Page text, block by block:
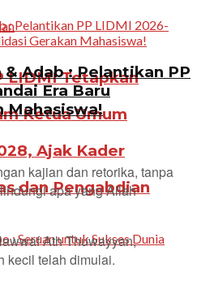
LIDMI Tetapkan
Ketua Umum
Ajak Kader
dan Pengabdian
Adab : Pelantikan PP
Era Baru
Mahasiswa!
kajian dan retorika, tanpa
apa yang Allah
Ath Thuwayyan,
kecil telah dimulai.